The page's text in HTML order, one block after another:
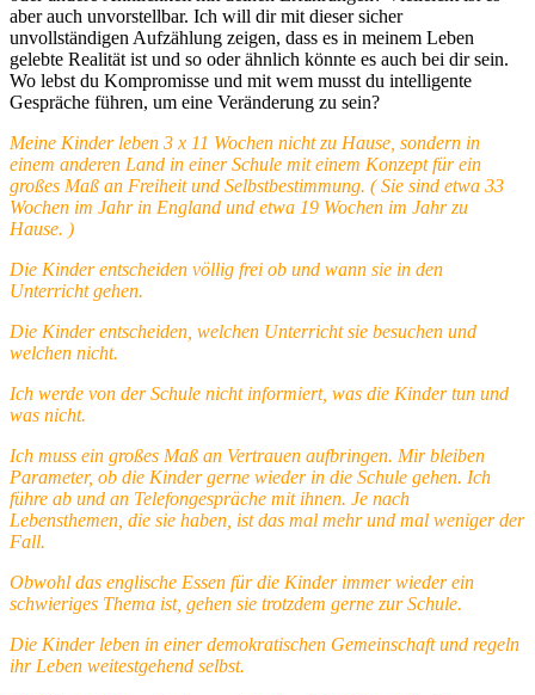
aber auch unvorstellbar. Ich will dir mit dieser sicher
unvollständigen Aufzählung zeigen, dass es in meinem Leben
gelebte Realität ist und so oder ähnlich könnte es auch bei dir sein.
Wo lebst du Kompromisse und mit wem musst du intelligente
Gespräche führen, um eine Veränderung zu sein?
Meine Kinder leben 3 x 11 Wochen nicht zu Hause, sondern in
einem anderen Land in einer Schule mit einem Konzept für ein
großes Maß an Freiheit und Selbstbestimmung. ( Sie sind etwa 33
Wochen im Jahr in England und etwa 19 Wochen im Jahr zu
Hause. )
Die Kinder entscheiden völlig frei ob und wann sie in den
Unterricht gehen.
Die Kinder entscheiden, welchen Unterricht sie besuchen und
welchen nicht.
Ich werde von der Schule nicht informiert, was die Kinder tun und
was nicht.
Ich muss ein großes Maß an Vertrauen aufbringen. Mir bleiben
Parameter, ob die Kinder gerne wieder in die Schule gehen. Ich
führe ab und an Telefongespräche mit ihnen. Je nach
Lebensthemen, die sie haben, ist das mal mehr und mal weniger der
Fall.
Obwohl das englische Essen für die Kinder immer wieder ein
schwieriges Thema ist, gehen sie trotzdem gerne zur Schule.
Die Kinder leben in einer demokratischen Gemeinschaft und regeln
ihr Leben weitestgehend selbst.